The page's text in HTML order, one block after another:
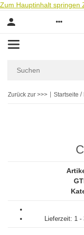
Zum Hauptinhalt springen
Zurück zur >>> Startseite
Lieferzeit: 1 -